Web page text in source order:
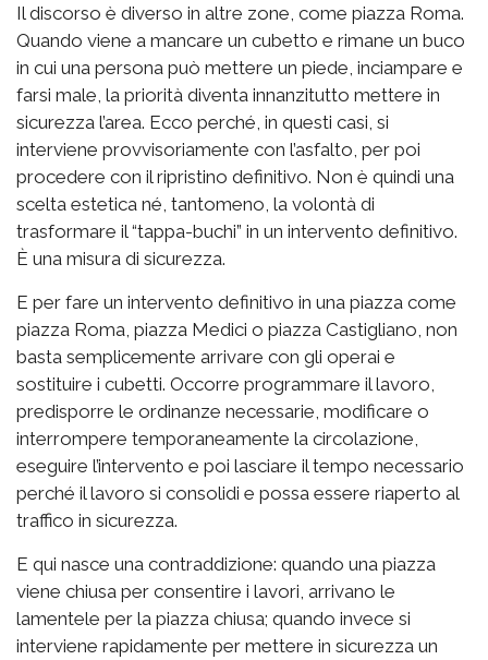
Il discorso è diverso in altre zone, come piazza Roma.
Quando viene a mancare un cubetto e rimane un buco
in cui una persona può mettere un piede, inciampare e
farsi male, la priorità diventa innanzitutto mettere in
sicurezza l’area. Ecco perché, in questi casi, si
interviene provvisoriamente con l’asfalto, per poi
procedere con il ripristino definitivo. Non è quindi una
scelta estetica né, tantomeno, la volontà di
trasformare il “tappa-buchi” in un intervento definitivo.
È una misura di sicurezza.
E per fare un intervento definitivo in una piazza come
piazza Roma, piazza Medici o piazza Castigliano, non
basta semplicemente arrivare con gli operai e
sostituire i cubetti. Occorre programmare il lavoro,
predisporre le ordinanze necessarie, modificare o
interrompere temporaneamente la circolazione,
eseguire l’intervento e poi lasciare il tempo necessario
perché il lavoro si consolidi e possa essere riaperto al
traffico in sicurezza.
E qui nasce una contraddizione: quando una piazza
viene chiusa per consentire i lavori, arrivano le
lamentele per la piazza chiusa; quando invece si
interviene rapidamente per mettere in sicurezza un